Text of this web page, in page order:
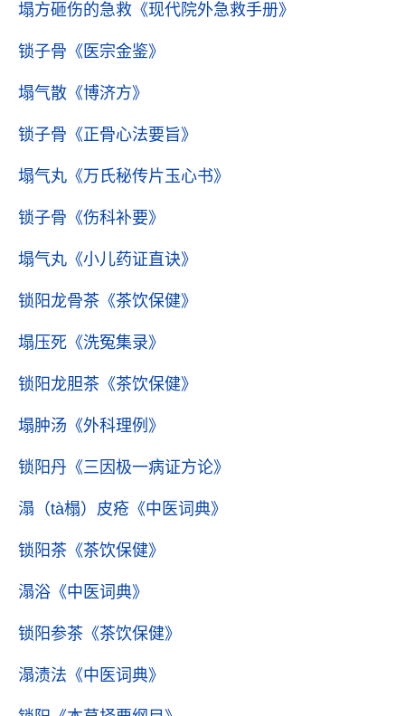
塌方砸伤的急救 《现代院外急救手册》
锁子骨 《医宗金鉴》
塌气散 《博济方》
锁子骨 《正骨心法要旨》
塌气丸 《万氏秘传片玉心书》
锁子骨 《伤科补要》
塌气丸 《小儿药证直诀》
锁阳龙骨茶 《茶饮保健》
塌压死 《洗冤集录》
锁阳龙胆茶 《茶饮保健》
塌肿汤 《外科理例》
锁阳丹 《三因极一病证方论》
溻（tà榻）皮疮 《中医词典》
锁阳茶 《茶饮保健》
溻浴 《中医词典》
锁阳参茶 《茶饮保健》
溻渍法 《中医词典》